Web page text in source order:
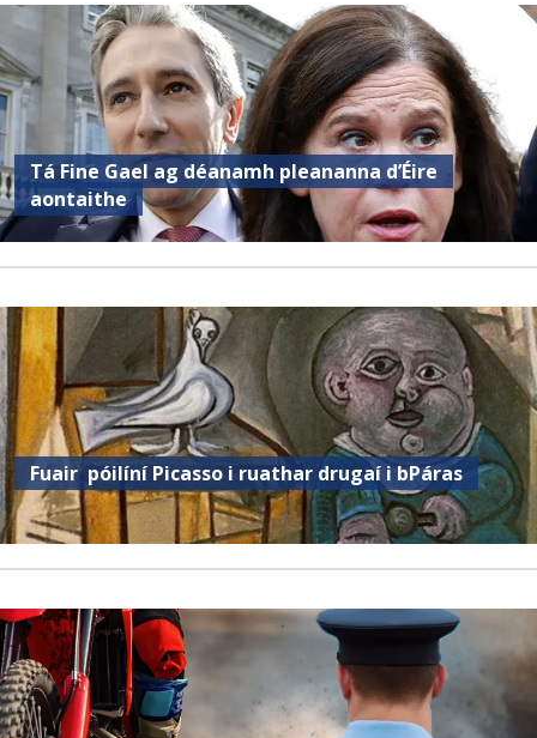
Tá Fine Gael ag déanamh pleananna d’Éire
aontaithe
Fuair ​​ póilíní Picasso i ruathar drugaí i bPáras